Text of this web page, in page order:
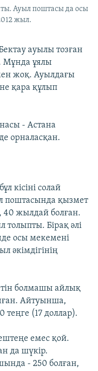
Ауыл поштасы да осы
жыл.
ауылы тозған
Мұнда ұялы
жоқ. Ауылдағы
қара құлып
- Астана
орналасқан.
кісіні солай
поштасында қызмет
40 жылдай болған.
Бірақ әлі
осы мекемені
әкімдігінің
болмашы айлық
Айтуынша,
(17 доллар).
емес қой.
да шүкір.
- 250 болған,